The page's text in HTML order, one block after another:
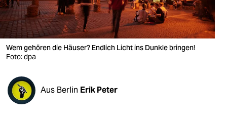
wahrheit
verlag
verlag
veranstaltungen
shop
Wem gehören die Häuser? Endlich Licht ins Dunkle bringen!
Foto: dpa
Aus Berlin Erik Peter